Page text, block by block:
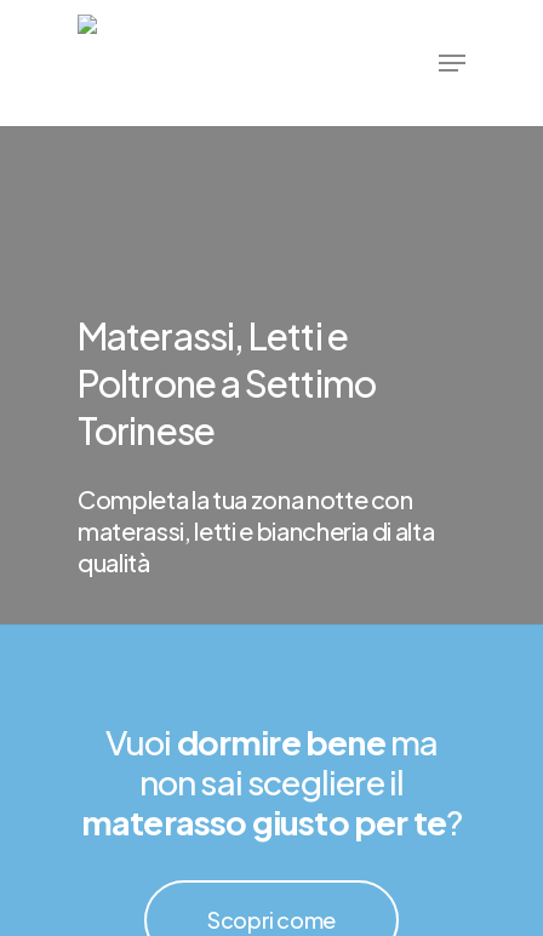
content
Menu
Materassi, Letti e
Poltrone a Settimo
Torinese
Completa la tua zona notte con
materassi, letti e biancheria di alta
qualità
Vuoi dormire benema
non sai scegliere il
materasso giusto per te?
Scopri come